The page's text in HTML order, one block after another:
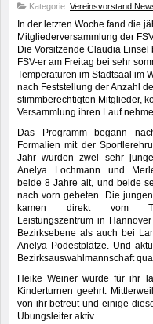
Kategorie: Vereinsvorstand
In der letzten Woche fand die
Mitgliederversammlung der
Die Vorsitzende Claudia Linsel
FSV-er am Freitag bei sehr
Temperaturen im Stadtsaal im
nach Feststellung der Anzahl
stimmberechtigten Mitglieder,
Versammlung ihren Lauf
Das Programm begann
Formalien mit der
Jahr wurden zwei sehr
Anelya Lochmann und
beide 8 Jahre alt, und beide
nach vorn gebeten. Die
kamen direkt vom
Leistungszentrum in
Bezirksebene als auch bei
Anelya Podestplätze. Und
Bezirksauswahlmannschaft
Heike Weiner wurde für ihr
Kinderturnen geehrt.
von ihr betreut und einige
Übungsleiter aktiv.